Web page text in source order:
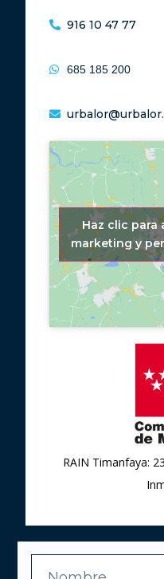
916 10 47 77
685 185 200
Haz clic para
marketing y
RAIN Timanfaya: